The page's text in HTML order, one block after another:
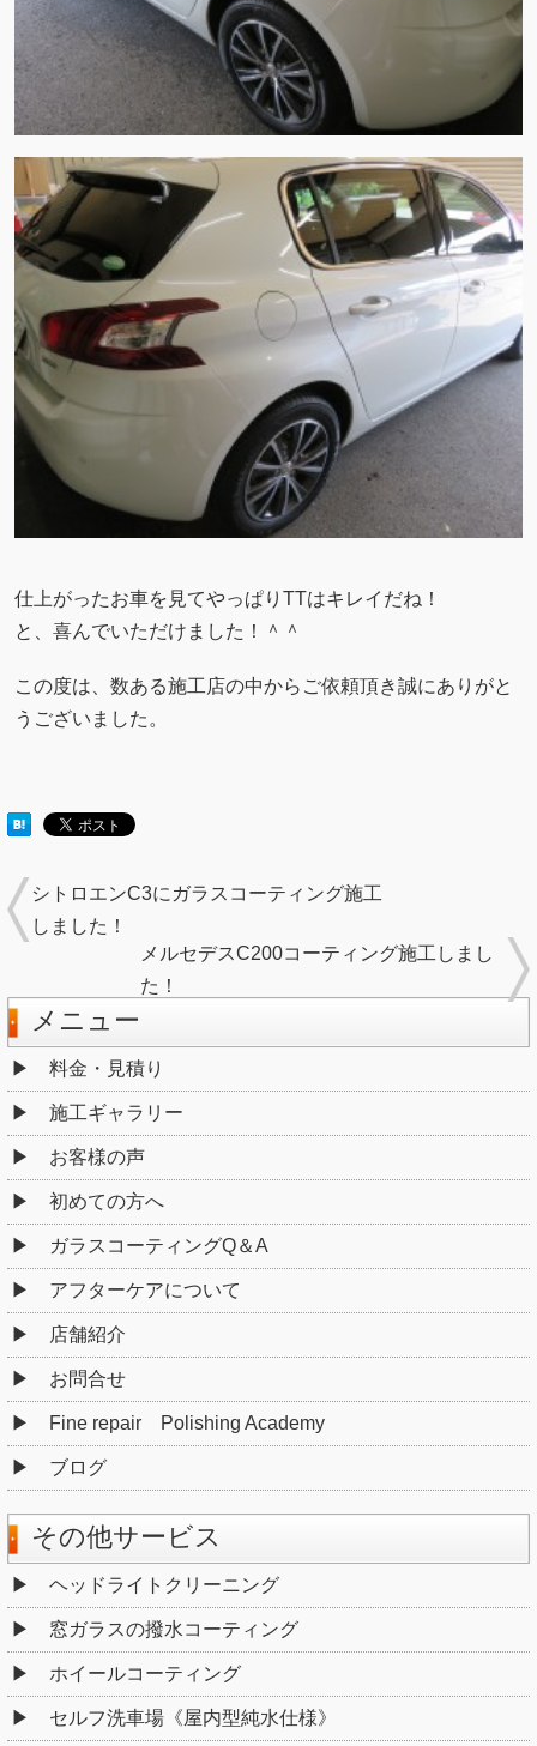
仕上がったお車を見てやっぱりTTはキレイだね！
と、喜んでいただけました！＾＾
この度は、数ある施工店の中からご依頼頂き誠にありがと
うございました。
シトロエンC3にガラスコーティング施工
しました！
メルセデスC200コーティング施工しまし
た！
メニュー
料金・見積り
施工ギャラリー
お客様の声
初めての方へ
ガラスコーティングQ＆A
アフターケアについて
店舗紹介
お問合せ
Fine repair Polishing Academy
ブログ
その他サービス
ヘッドライトクリーニング
窓ガラスの撥水コーティング
ホイールコーティング
セルフ洗車場《屋内型純水仕様》